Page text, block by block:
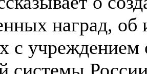
наград,
с учреждением